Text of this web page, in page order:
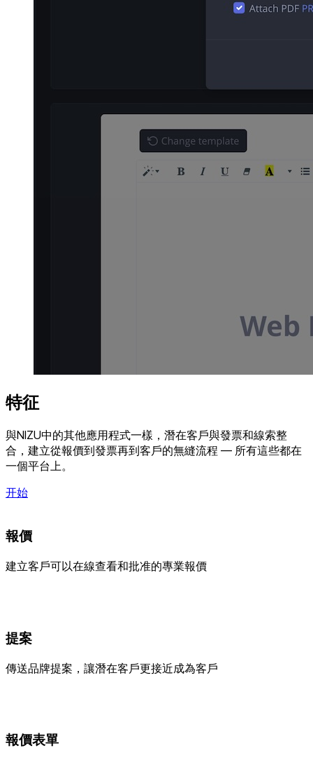
特征
與NIZU中的其他應用程式一樣，潛在客戶與發票和線索整
合，建立從報價到發票再到客戶的無縫流程 — 所有這些都在
一個平台上。
开始
報價
建立客戶可以在線查看和批准的專業報價
提案
傳送品牌提案，讓潛在客戶更接近成為客戶
報價表單